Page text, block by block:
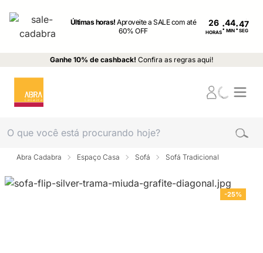
Últimas horas!Aproveite a SALE com até
60% OFF
26
HORAS: MIN : SEG
Ganhe 10% de cashback! Confira as regras aqui!
Abra Cadabra Espaço Casa Sofá Sofá Tradicional
-25%